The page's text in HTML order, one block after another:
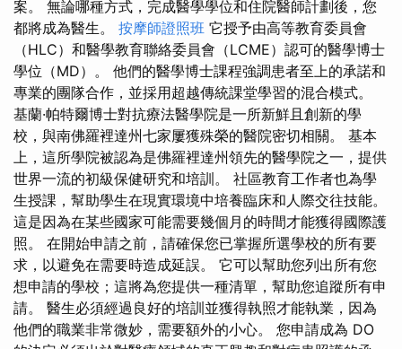
案。 無論哪種方式，完成醫學學位和住院醫師計劃後，您
都將成為醫生。 按摩師證照班 它授予由高等教育委員會
（HLC）和醫學教育聯絡委員會（LCME）認可的醫學博士
學位（MD）。 他們的醫學博士課程強調患者至上的承諾和
專業的團隊合作，並採用超越傳統課堂學習的混合模式。
基蘭·帕特爾博士對抗療法醫學院是一所新鮮且創新的學
校，與南佛羅裡達州七家屢獲殊榮的醫院密切相關。 基本
上，這所學院被認為是佛羅裡達州領先的醫學院之一，提供
世界一流的初級保健研究和培訓。 社區教育工作者也為學
生授課，幫助學生在現實環境中培養臨床和人際交往技能。
這是因為在某些國家可能需要幾個月的時間才能獲得國際護
照。 在開始申請之前，請確保您已掌握所選學校的所有要
求，以避免在需要時造成延誤。 它可以幫助您列出所有您
想申請的學校；這將為您提供一種清單，幫助您追蹤所有申
請。 醫生必須經過良好的培訓並獲得執照才能執業，因為
他們的職業非常微妙，需要額外的小心。 您申請成為 DO